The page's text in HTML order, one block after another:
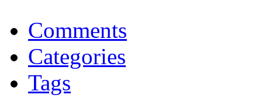
Memberikan yang terbaik sesuai kaidah Islam, kunjungi situs resmi
Comments
Categories
Tags